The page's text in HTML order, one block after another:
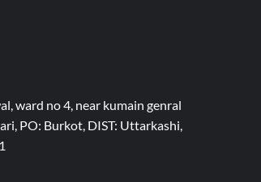
ward no 4, near kumain genral
PO: Burkot, DIST: Uttarkashi,